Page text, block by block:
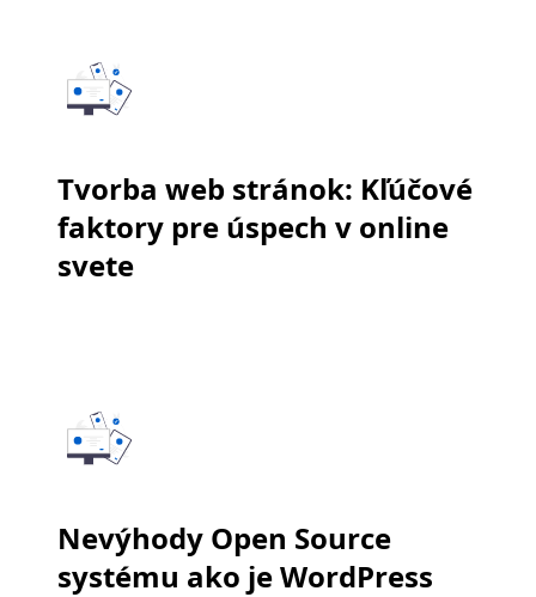
Tvorba web stránok: Kľúčové
faktory pre úspech v online
svete
Nevýhody Open Source
systému ako je WordPress